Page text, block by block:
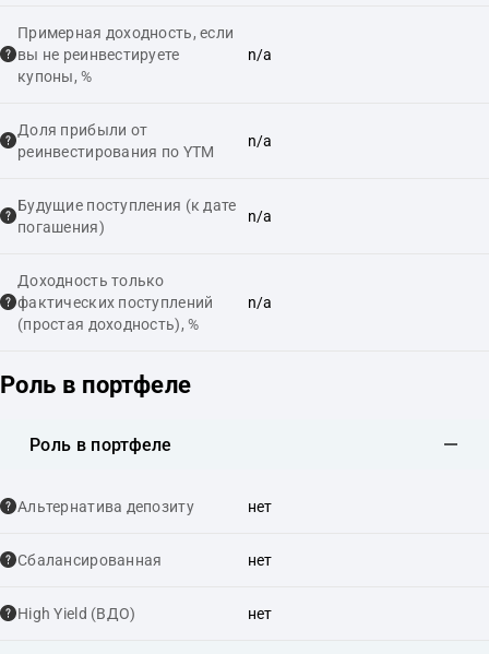
Примерная доходность, если
вы не реинвестируете
купоны, %
n/a
Доля прибыли от
реинвестирования по YTM
n/a
Будущие поступления (к дате
погашения)
n/a
Доходность только
фактических поступлений
(простая доходность), %
n/a
Роль в портфеле
Роль в портфеле
Альтернатива депозиту нет
Сбалансированная нет
High Yield (ВДО) нет